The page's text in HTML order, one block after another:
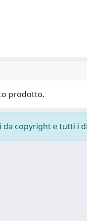
prodotto.
copyright e tutti i